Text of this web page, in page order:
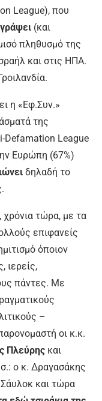
League), που
(και
πληθυσμό της
και στις ΗΠΑ.
η «Εφ.Συν.»
της
Defamation League
Ευρώπη (67%)
δηλαδή το
χρόνια τώρα, με τα
επιφανείς
όποιον
ιερείς,
πάντες. Με
–
οι κ.κ.
Πλεύρης και
ο κ. Δραγασάκης
Σάυλοκ και τώρα